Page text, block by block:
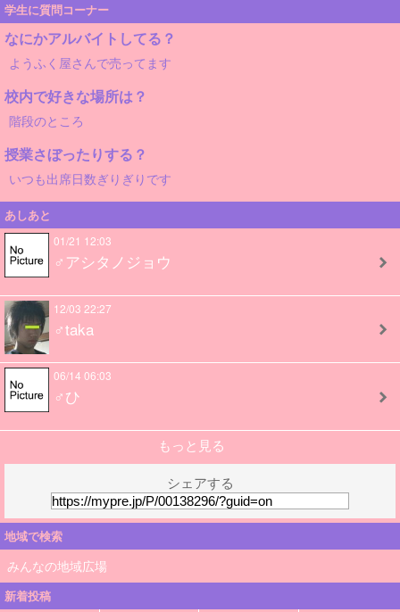
学生に質問コーナー
なにかアルバイトしてる？
ようふく屋さんで売ってます
校内で好きな場所は？
階段のところ
授業さぼったりする？
いつも出席日数ぎりぎりです
あしあと
01/21 12:03
♂アシタノジョウ
12/03 22:27
♂taka
06/14 06:03
♂ひ
もっと見る
シェアする
地域で検索
みんなの地域広場
新着投稿